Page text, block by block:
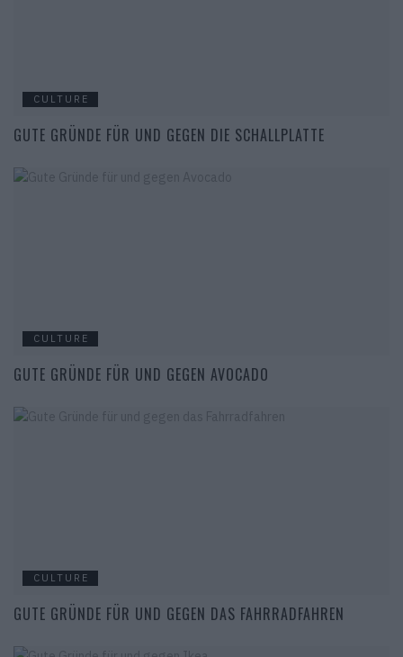
CULTURE
GUTE GRÜNDE FÜR UND GEGEN DIE SCHALLPLATTE
CULTURE
GUTE GRÜNDE FÜR UND GEGEN AVOCADO
CULTURE
GUTE GRÜNDE FÜR UND GEGEN DAS FAHRRADFAHREN